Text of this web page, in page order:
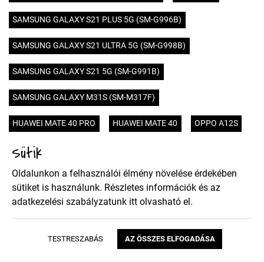
SAMSUNG GALAXY S21 PLUS 5G (SM-G996B)
SAMSUNG GALAXY S21 ULTRA 5G (SM-G998B)
SAMSUNG GALAXY S21 5G (SM-G991B)
SAMSUNG GALAXY M31S (SM-M317F)
HUAWEI MATE 40 PRO HUAWEI MATE 40 OPPO A12S
HUAWEI HONOR 9X PRO
SONY XPERIA 5 II XIAOMI POCO X3 NFC NOKIA 5.4
MOTOROLA MOTO E7
SAMSUNG GALAXY A02S (SM-A025)
Sütik
Oldalunkon a felhasználói élmény növelése érdekében
sütiket is használunk. Részletes információk és az
adatkezelési szabályzatunk itt olvasható el.
TESTRESZABÁS AZ ÖSSZES ELFOGADÁSA